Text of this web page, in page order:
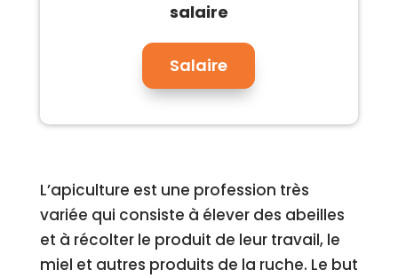
salaire
Salaire
L’apiculture est une profession très
variée qui consiste à élever des abeilles
et à récolter le produit de leur travail, le
miel et autres produits de la ruche. Le but